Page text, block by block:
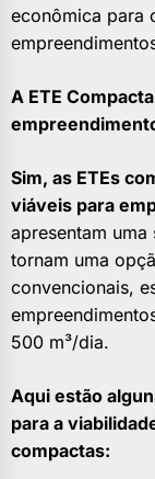
econômica para
A ETE
Sim, as ETEs
viáveis para
apresentam uma
tornam uma
convencionais,
500 m³/dia.
Aqui estão
para a
compactas: